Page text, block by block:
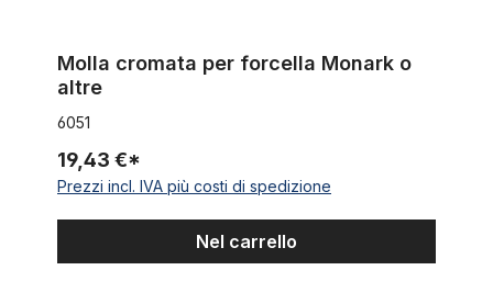
Molla cromata per forcella Monark o
altre
6051
19,43 €*
Prezzi incl. IVA più costi di spedizione
Nel carrello